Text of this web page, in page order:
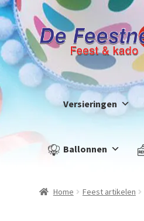
Versieringen
Ballonnen
Home Feest artikelen